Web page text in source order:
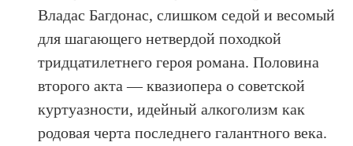
Владас Багдонас, слишком седой и весомый
для шагающего нетвердой походкой
тридцатилетнего героя романа. Половина
второго акта — квазиопера о советской
куртуазности, идейный алкоголизм как
родовая черта последнего галантного века.